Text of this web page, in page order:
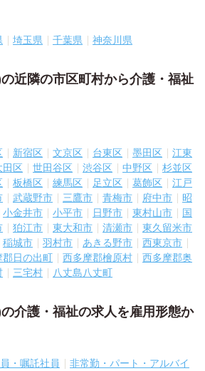
埼玉県 千葉県 神奈川県
近隣の市区町村から介護・福祉
新宿区 文京区 台東区 墨田区
江東
田区 世田谷区 渋谷区 中野区
杉並区
板橋区 練馬区 足立区 葛飾区
江戸
武蔵野市 三鷹市 青梅市 府中市
昭
小金井市 小平市 日野市 東村山市
国
狛江市 東大和市 清瀬市
東久留米市
稲城市 羽村市 あきる野市
西東京市
郡日の出町 西多摩郡檜原村
西多摩郡奥
三宅村 八丈島八丈町
介護・福祉の求人を雇用形態か
・嘱託社員
非常勤・パート・アルバイ